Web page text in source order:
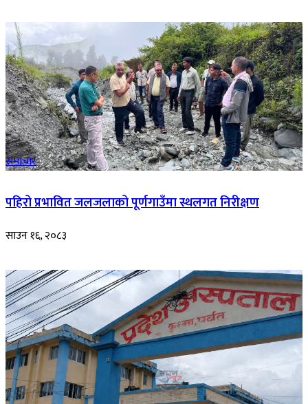
समाचार
पहिरो प्रभावित जलजलाको पूर्णगाउँमा स्थलगत निरीक्षण
साउन १६, २०८३